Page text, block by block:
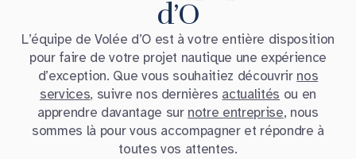
d’O
L’équipe de Volée d’O est à votre entière disposition
pour faire de votre projet nautique une expérience
d’exception. Que vous souhaitiez découvrir nos
services, suivre nos dernières actualités ou en
apprendre davantage sur notre entreprise, nous
sommes là pour vous accompagner et répondre à
toutes vos attentes.